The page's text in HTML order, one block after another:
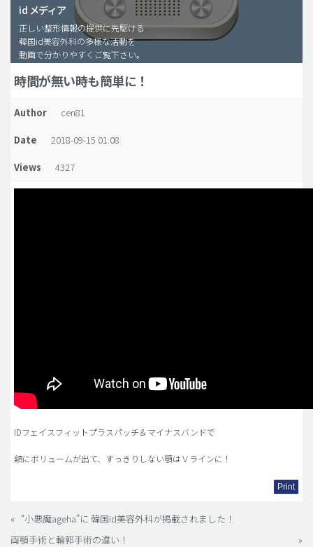
脂肪注入(アンチエイジング)
豊胸手術・バストアップ
プチ整形
脂肪吸引 (大容量)
id メディア
正しい整形情報の提供に先駆ける
韓国id美容外科の多様な活動を
動画で分かりやすくご覧下さい。
時間が無い時も簡単に！
Author cen81
Date 2018-09-15 01:08
Views 4327
IDフェイスフィットプラスパッチ＆マイナスバンドで
額にボリュームが出て、すっきりしない顎はＶラインに！
Print
« “小悪魔ageha”に 韓国id美容外科が掲載されました！
両顎手術と輪郭手術の違い！
»